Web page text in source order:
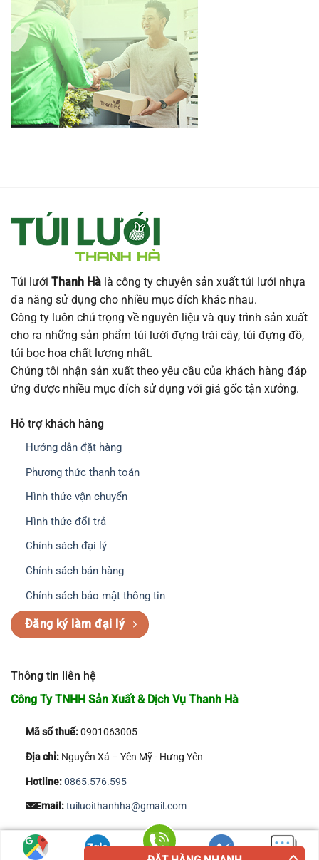
Túi lưới Thanh Hà là công ty chuyên sản xuất túi lưới nhựa
đa năng sử dụng cho nhiều mục đích khác nhau.
Công ty luôn chú trọng về nguyên liệu và quy trình sản xuất
cho ra những sản phẩm túi lưới đựng trái cây, túi đựng đồ,
túi bọc hoa chất lượng nhất.
Chúng tôi nhận sản xuất theo yêu cầu của khách hàng đáp
ứng được nhiều mục đích sử dụng với giá gốc tận xưởng.
Hỗ trợ khách hàng
Hướng dẫn đặt hàng
Phương thức thanh toán
Hình thức vận chuyển
Hình thức đổi trả
Chính sách đại lý
Chính sách bán hàng
Chính sách bảo mật thông tin
Đăng ký làm đại lý
Thông tin liên hệ
Công Ty TNHH Sản Xuất & Dịch Vụ Thanh Hà
Mã số thuế:0901063005
Địa chỉ:Nguyễn Xá – Yên Mỹ - Hưng Yên
Hotline:0865.576.595
Email:tuiluoithanhha@gmail.com
Copyright 2026 © Công Ty TNHH Sản Xuất & Dịch Vụ Thanh Hà